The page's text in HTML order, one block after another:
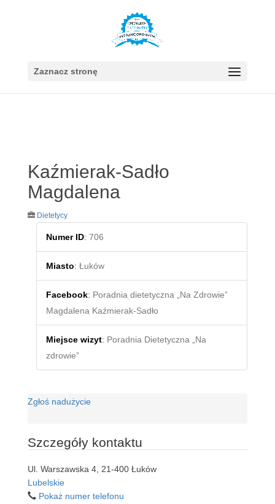
Zaznacz stronę
Kaźmierak-Sadło
Magdalena
Dietetycy
Numer ID: 706
Miasto: Łuków
Facebook: Poradnia dietetyczna „Na Zdrowie”
Magdalena Kaźmierak-Sadło
Miejsce wizyt: Poradnia Dietetyczna „Na
zdrowie”
Zgłoś nadużycie
Szczegóły kontaktu
Ul. Warszawska 4, 21-400 Łuków
Lubelskie
Pokaż numer telefonu